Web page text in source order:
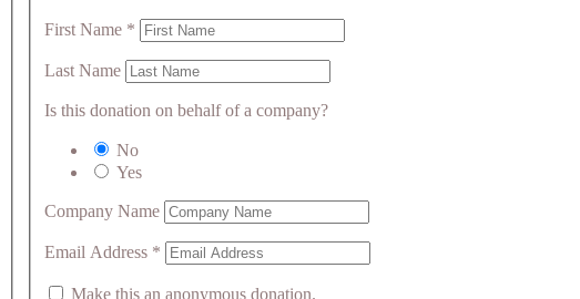
First Name *
Last Name
Is this donation on behalf of a company?
No
Yes
Company Name
Email Address *
Make this an anonymous donation.